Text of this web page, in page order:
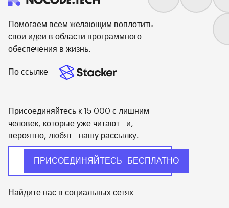
Помогаем всем желающим воплотить
свои идеи в области программного
обеспечения в жизнь.
По ссылке
Присоединяйтесь к 15 000 с лишним
человек, которые уже читают - и,
вероятно, любят - нашу рассылку.
Найдите нас в социальных сетях